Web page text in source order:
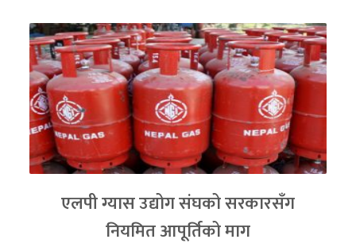
एलपी ग्यास उद्योग संघको सरकारसँग
नियमित आपूर्तिको माग